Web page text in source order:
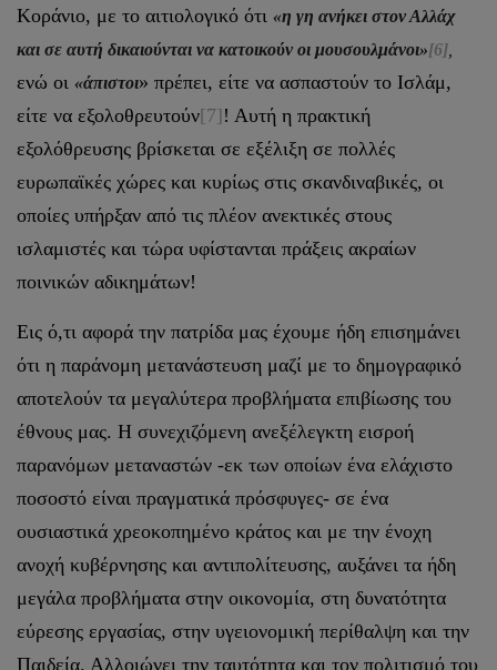
Κοράνιο, με το αιτιολογικό ότι «η γη ανήκει στον Αλλάχ
και σε αυτή δικαιούνται να κατοικούν οι μουσουλμάνοι»[6]
ενώ οι «άπιστοι» πρέπει, είτε να ασπαστούν το Ισλάμ,
είτε να εξολοθρευτούν[7]! Αυτή η πρακτική
εξολόθρευσης βρίσκεται σε εξέλιξη σε πολλές
ευρωπαϊκές χώρες και κυρίως στις σκανδιναβικές, οι
οποίες υπήρξαν από τις πλέον ανεκτικές στους
ισλαμιστές και τώρα υφίστανται πράξεις ακραίων
ποινικών αδικημάτων!
Εις ό,τι αφορά την πατρίδα μας έχουμε ήδη επισημάνει
ότι η παράνομη μετανάστευση μαζί με το δημογραφικό
αποτελούν τα μεγαλύτερα προβλήματα επιβίωσης του
έθνους μας. Η συνεχιζόμενη ανεξέλεγκτη εισροή
παρανόμων μεταναστών -εκ των οποίων ένα ελάχιστο
ποσοστό είναι πραγματικά πρόσφυγες- σε ένα
ουσιαστικά χρεοκοπημένο κράτος και με την ένοχη
ανοχή κυβέρνησης και αντιπολίτευσης, αυξάνει τα ήδη
μεγάλα προβλήματα στην οικονομία, στη δυνατότητα
εύρεσης εργασίας, στην υγειονομική περίθαλψη και την
Παιδεία. Αλλοιώνει την ταυτότητα και τον πολιτισμό του